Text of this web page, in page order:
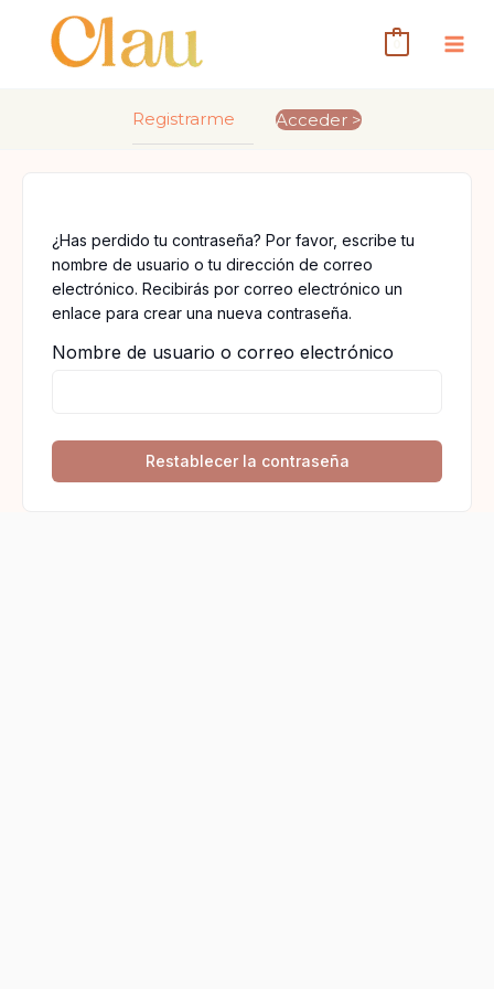
contenido
Registrarme Acceder >
¿Has perdido tu contraseña? Por favor, escribe tu
nombre de usuario o tu dirección de correo
electrónico. Recibirás por correo electrónico un
enlace para crear una nueva contraseña.
Nombre de usuario o correo electrónico
Restablecer la contraseña